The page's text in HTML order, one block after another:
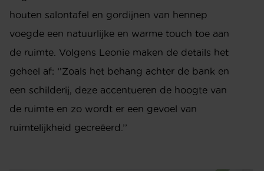
houten salontafel en gordijnen van hennep
voegde een natuurlijke en warme touch toe aan
de ruimte. Volgens Leonie maken de details het
geheel af: ‘’Zoals het behang achter de bank en
een schilderij, deze accentueren de hoogte van
de ruimte en zo wordt er een gevoel van
ruimtelijkheid gecreëerd.’’